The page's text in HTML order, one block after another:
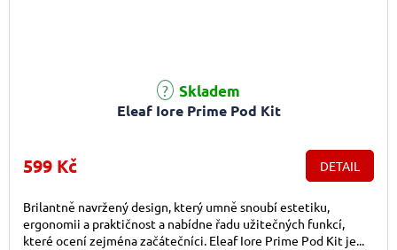
Eleaf Iore Prime Pod Kit
Skladem
599 Kč DETAIL
Brilantně navržený design, který umně snoubí estetiku,
ergonomii a praktičnost a nabídne řadu užitečných funkcí,
které ocení zejména začátečníci. Eleaf Iore Prime Pod Kit je...